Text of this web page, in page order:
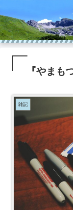
『やまも
雑記